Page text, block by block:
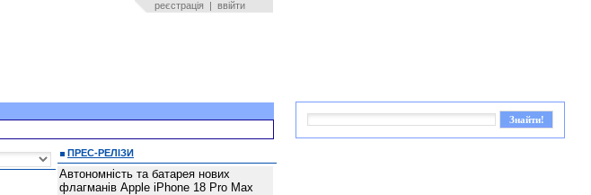
реєстрація | ввійти
ПРЕС-РЕЛІЗИ
Автономність та батарея нових
флагманів Apple iPhone 18 Pro Max